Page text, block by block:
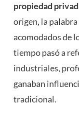
propiedad
origen, la
acomodados de
tiempo pasó a
industriales,
ganaban
tradicional.